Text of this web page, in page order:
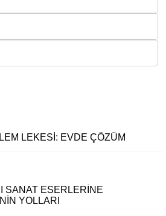
LEKESI: EVDE ÇÖZÜM
SANAT ESERLERINE
YOLLARI